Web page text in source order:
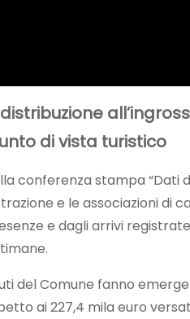
di vista turistico
conferenza stampa “Dati
e le associazioni
e dagli arrivi
del Comune fanno
ai 227,4 mila euro